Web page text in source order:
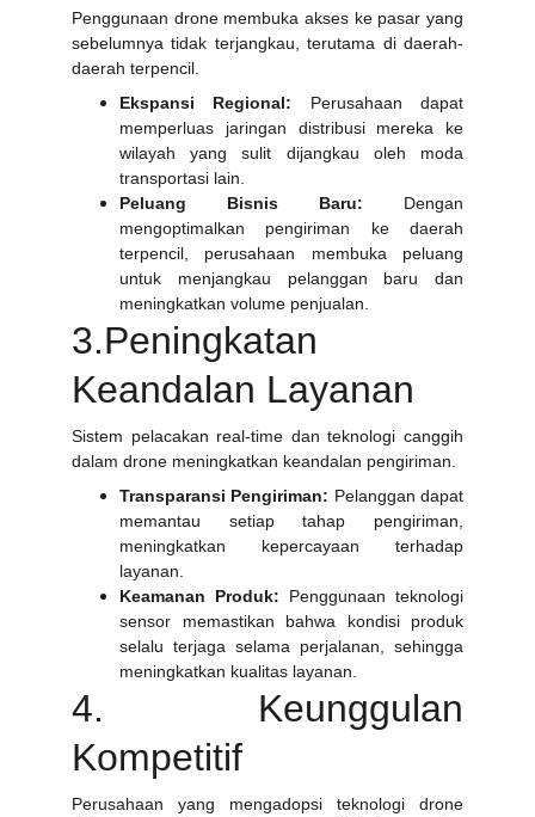
Penggunaan drone membuka akses ke pasar yang
sebelumnya tidak terjangkau, terutama di daerah-
daerah terpencil.
Ekspansi Regional: Perusahaan dapat
memperluas jaringan distribusi mereka ke
wilayah yang sulit dijangkau oleh moda
transportasi lain.
Peluang Bisnis Baru: Dengan
mengoptimalkan pengiriman ke daerah
terpencil, perusahaan membuka peluang
untuk menjangkau pelanggan baru dan
meningkatkan volume penjualan.
3.Peningkatan
Keandalan Layanan
Sistem pelacakan real-time dan teknologi canggih
dalam drone meningkatkan keandalan pengiriman.
Transparansi Pengiriman: Pelanggan dapat
memantau setiap tahap pengiriman,
meningkatkan kepercayaan terhadap
layanan.
Keamanan Produk: Penggunaan teknologi
sensor memastikan bahwa kondisi produk
selalu terjaga selama perjalanan, sehingga
meningkatkan kualitas layanan.
4. Keunggulan
Kompetitif
Perusahaan yang mengadopsi teknologi drone